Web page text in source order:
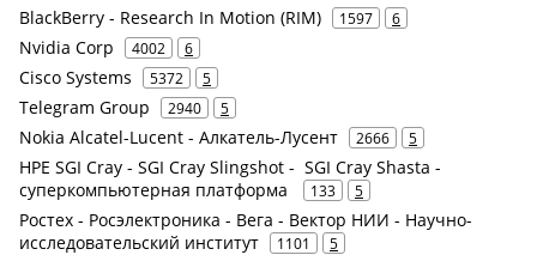
BlackBerry - Research In Motion (RIM) 1597 6
Nvidia Corp 4002 6
Cisco Systems 5372 5
Telegram Group 2940 5
Nokia Alcatel-Lucent - Алкатель-Лусент 2666 5
HPE SGI Cray - SGI Cray Slingshot - SGI Cray Shasta -
суперкомпьютерная платформа
133 5
Ростех - Росэлектроника - Вега - Вектор НИИ - Научно-
исследовательский институт
1101 5